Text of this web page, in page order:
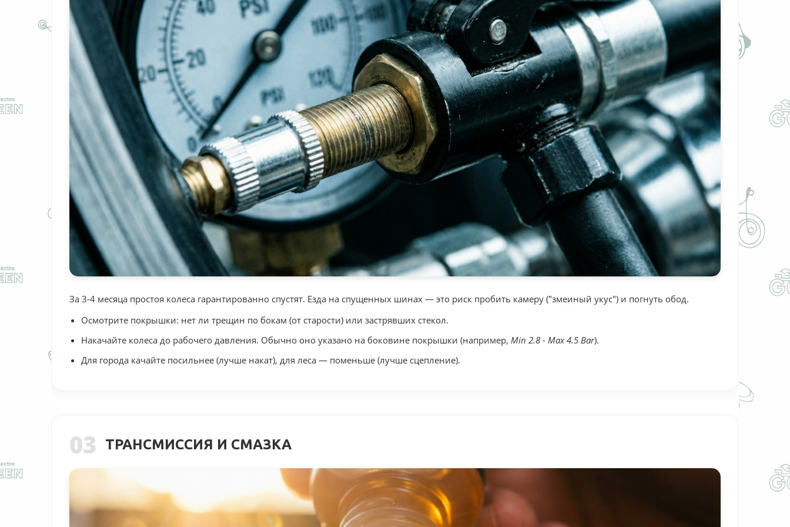
За 3-4 месяца простоя колеса гарантированно спустят. Езда на спущенных шинах — это риск пробить камеру ("змеиный укус") и погнуть обод.
Осмотрите покрышки: нет ли трещин по бокам (от старости) или застрявших стекол.
Накачайте колеса до рабочего давления. Обычно оно указано на боковине покрышки (например, Min 2.8 - Max 4.5 Bar).
Для города качайте посильнее (лучше накат), для леса — поменьше (лучше сцепление).
03 ТРАНСМИССИЯ И СМАЗКА